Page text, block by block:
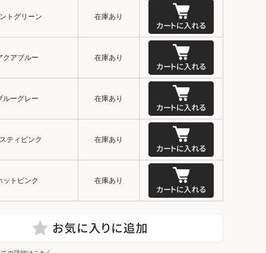
トグリーン 在庫あり
クアブルー 在庫あり
ルーグレー 在庫あり
ティピンク 在庫あり
ットピンク 在庫あり